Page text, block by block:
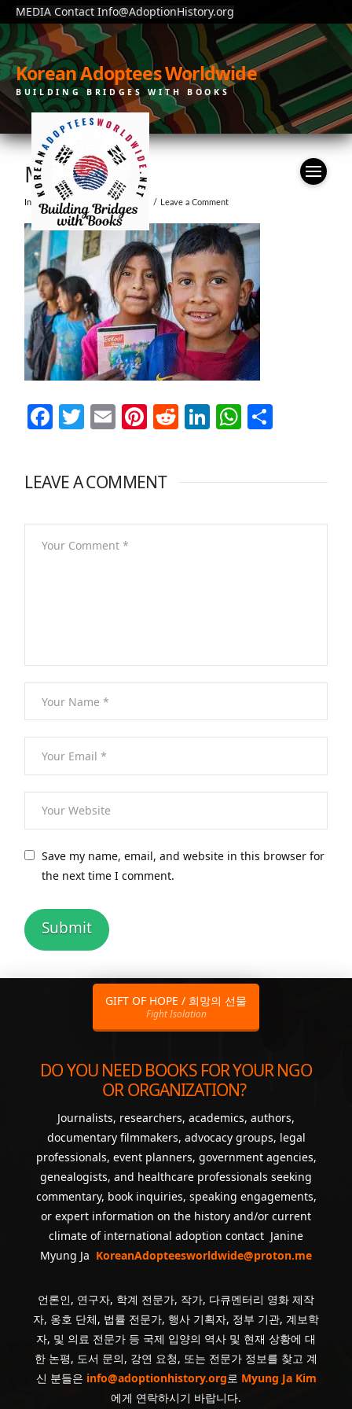
MEDIA Contact Info@AdoptionHistory.org
Korean Adoptees Worldwide
BUILDING BRIDGES WITH BOOKS
MISSION-1
In by moonchain July 23, 2019 Leave a Comment
Facebook
Twitter
EmailPinterest
Reddit
LinkedIn
LEAVE A COMMENT
Save my name, email, and website in this browser for
the next time I comment.
GIFT OF HOPE / 희망의 선물
Fight Isolation
DO YOU NEED BOOKS FOR YOUR NGO
OR ORGANIZATION?
Journalists, researchers, academics, authors,
documentary filmmakers, advocacy groups, legal
professionals, event planners, government agencies,
genealogists, and healthcare professionals seeking
commentary, book inquiries, speaking engagements,
or expert information on the history and/or current
climate of international adoption contact Janine
Myung Ja KoreanAdopteesworldwide@proton.me
언론인, 연구자, 학계 전문가, 작가, 다큐멘터리 영화 제작
자, 옹호 단체, 법률 전문가, 행사 기획자, 정부 기관, 계보학
자, 및 의료 전문가 등 국제 입양의 역사 및 현재 상황에 대
한 논평, 도서 문의, 강연 요청, 또는 전문가 정보를 찾고 계
신 분들은 info@adoptionhistory.org로 Myung Ja Kim
에게 연락하시기 바랍니다.